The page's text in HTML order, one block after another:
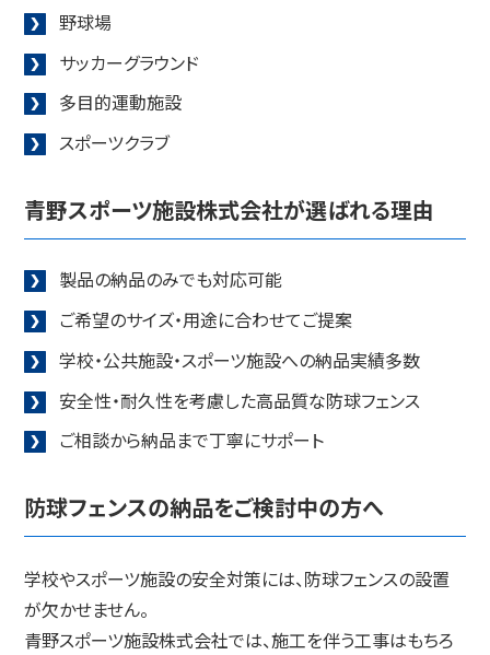
野球場
サッカーグラウンド
多目的運動施設
スポーツクラブ
青野スポーツ施設株式会社が選ばれる理由
製品の納品のみでも対応可能
ご希望のサイズ・用途に合わせてご提案
学校・公共施設・スポーツ施設への納品実績多数
安全性・耐久性を考慮した高品質な防球フェンス
ご相談から納品まで丁寧にサポート
防球フェンスの納品をご検討中の方へ
学校やスポーツ施設の安全対策には、防球フェンスの設置
が欠かせません。
青野スポーツ施設株式会社では、施工を伴う工事はもちろ